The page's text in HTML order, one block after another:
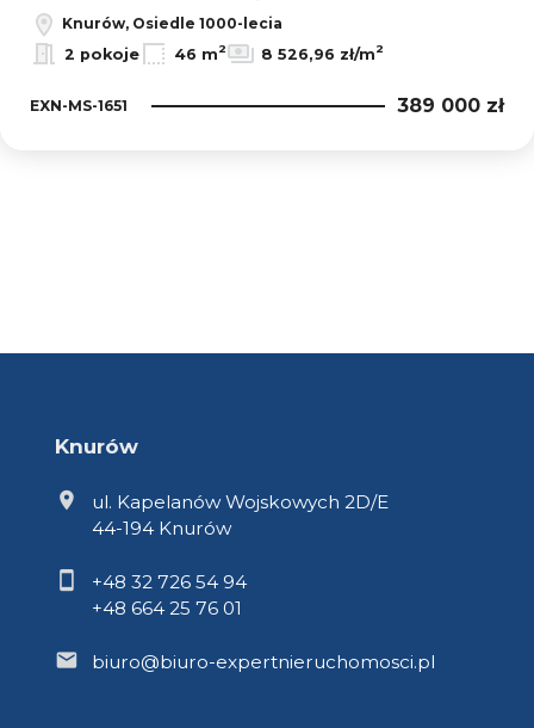
Knurów, Osiedle 1000-lecia
2 pokoje
46 m2 8 526,96 zł/m2
EXN-MS-1651 389 000 zł
Knurów
ul. Kapelanów Wojskowych 2D/E
44-194 Knurów
+48 32 726 54 94
+48 664 25 76 01
biuro@biuro-expertnieruchomosci.pl